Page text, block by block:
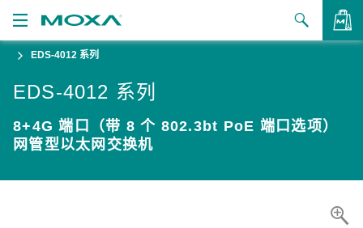
品
决方案
持
EDS-4012 系列
EDS-4012 系列
8+4G 端口（带 8 个 802.3bt PoE 端口选项）
网管型以太网交换机
查看询价